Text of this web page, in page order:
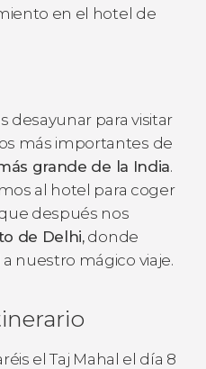
en el hotel de
desayunar para visitar
más importantes de
grande de la India.
al hotel para coger
después nos
de Delhi,donde
nuestro mágico viaje.
el Taj Mahal el día 8